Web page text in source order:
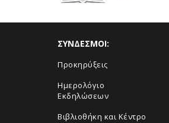
ΣΥΝΔΕΣΜΟΙ:
Προκηρύξεις
Ημερολόγιο
Εκδηλώσεων
Βιβλιοθήκη και Κέντρο